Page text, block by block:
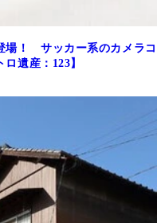
場！ サッカー系のカメラコ
遺産：123】